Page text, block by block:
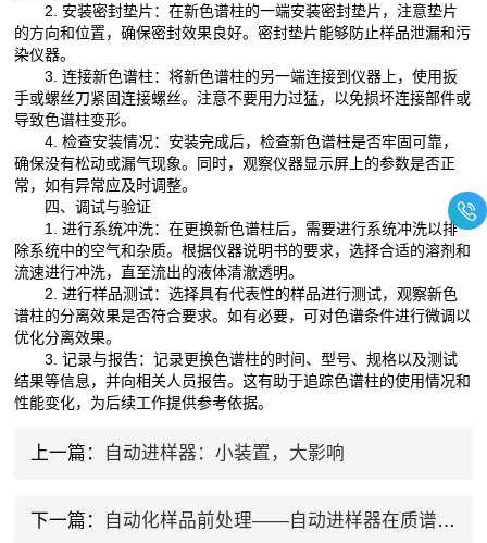
2. 安装密封垫片：在新色谱柱的一端安装密封垫片，注意垫片
的方向和位置，确保密封效果良好。密封垫片能够防止样品泄漏和污
染仪器。
3. 连接新色谱柱：将新色谱柱的另一端连接到仪器上，使用扳
手或螺丝刀紧固连接螺丝。注意不要用力过猛，以免损坏连接部件或
导致色谱柱变形。
4. 检查安装情况：安装完成后，检查新色谱柱是否牢固可靠，
确保没有松动或漏气现象。同时，观察仪器显示屏上的参数是否正
常，如有异常应及时调整。
四、调试与验证
1. 进行系统冲洗：在更换新色谱柱后，需要进行系统冲洗以排
除系统中的空气和杂质。根据仪器说明书的要求，选择合适的溶剂和
流速进行冲洗，直至流出的液体清澈透明。
2. 进行样品测试：选择具有代表性的样品进行测试，观察新色
谱柱的分离效果是否符合要求。如有必要，可对色谱条件进行微调以
优化分离效果。
3. 记录与报告：记录更换色谱柱的时间、型号、规格以及测试
结果等信息，并向相关人员报告。这有助于追踪色谱柱的使用情况和
性能变化，为后续工作提供参考依据。
上一篇： 自动进样器：小装置，大影响
下一篇： 自动化样品前处理——自动进样器在质谱分析中的应用